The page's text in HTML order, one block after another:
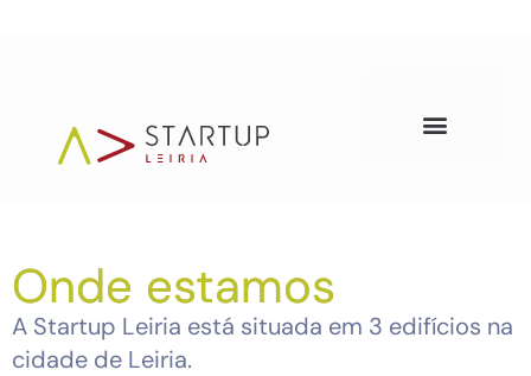
Onde estamos
A Startup Leiria está situada em 3 edifícios na
cidade de Leiria.